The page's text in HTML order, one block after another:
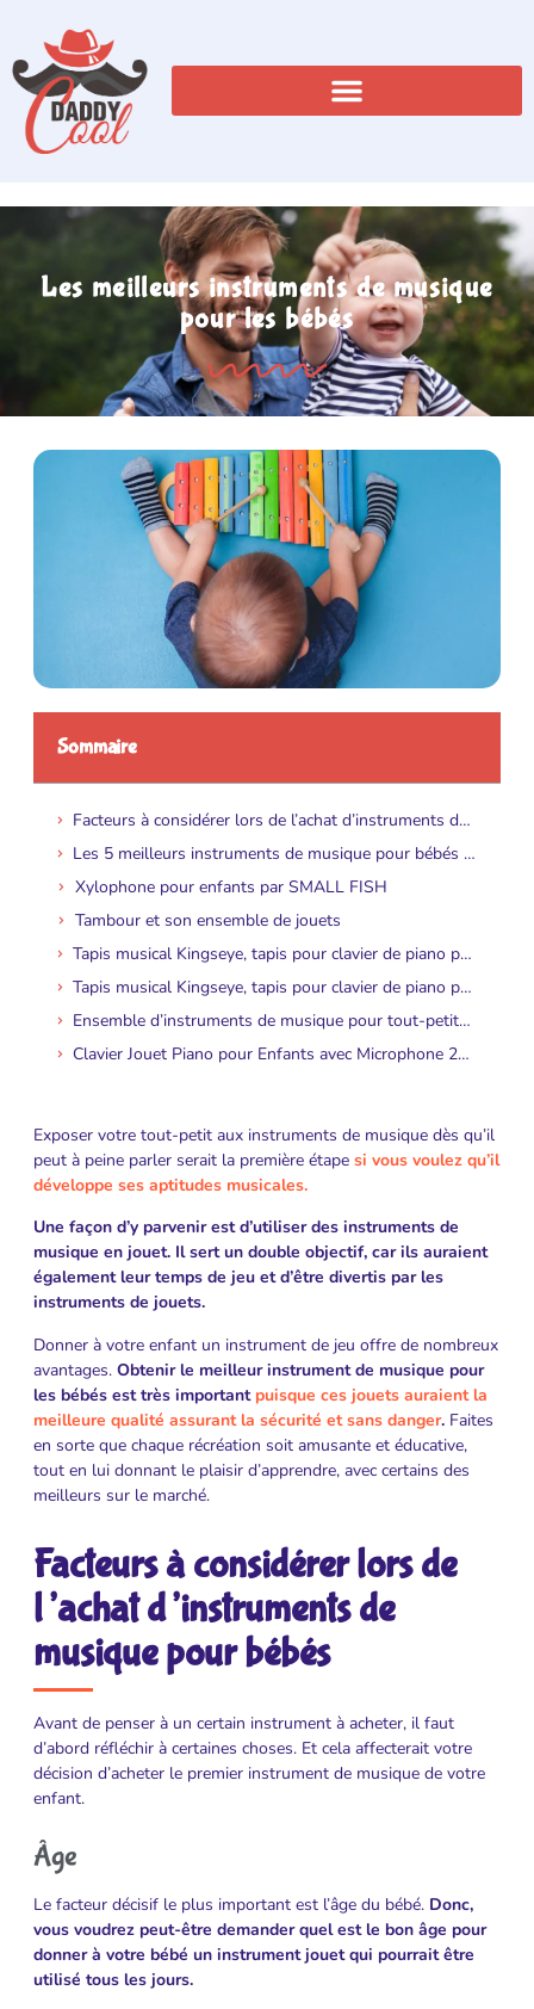
Les meilleurs instruments de musique
pour les bébés
Sommaire
Facteurs à considérer lors de l’achat d’instruments de musique pour bébés
Les 5 meilleurs instruments de musique pour bébés (Guide des parents 2019)
Xylophone pour enfants par SMALL FISH
Tambour et son ensemble de jouets
Tapis musical Kingseye, tapis pour clavier de piano pour enfants (violet)
Tapis musical Kingseye, tapis pour clavier de piano pour enfants (violet)
Ensemble d’instruments de musique pour tout-petits de 15 pièces par Ehome
Clavier Jouet Piano pour Enfants avec Microphone 24 Touches par BAOLI
Exposer votre tout-petit aux instruments de musique dès qu’il
peut à peine parler serait la première étape si vous voulez qu’il
développe ses aptitudes musicales.
Une façon d’y parvenir est d’utiliser des instruments de
musique en jouet. Il sert un double objectif, car ils auraient
également leur temps de jeu et d’être divertis par les
instruments de jouets.
Donner à votre enfant un instrument de jeu offre de nombreux
avantages. Obtenir le meilleur instrument de musique pour
les bébés est très important puisque ces jouets auraient la
meilleure qualité assurant la sécurité et sans danger. Faites
en sorte que chaque récréation soit amusante et éducative,
tout en lui donnant le plaisir d’apprendre, avec certains des
meilleurs sur le marché.
Facteurs à considérer lors de
l’achat d’instruments de
musique pour bébés
Avant de penser à un certain instrument à acheter, il faut
d’abord réfléchir à certaines choses. Et cela affecterait votre
décision d’acheter le premier instrument de musique de votre
enfant.
Âge
Le facteur décisif le plus important est l’âge du bébé. Donc,
vous voudrez peut-être demander quel est le bon âge pour
donner à votre bébé un instrument jouet qui pourrait être
utilisé tous les jours.